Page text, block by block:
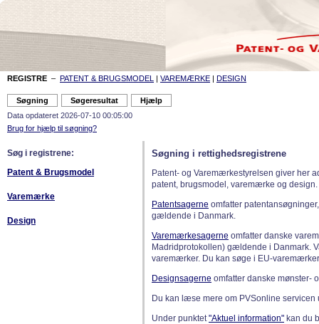
REGISTRE – PATENT & BRUGSMODEL | VAREMÆRKE | DESIGN
Data opdateret 2026-07-10 00:05:00
Brug for hjælp til søgning?
Søg i registrene:
Patent & Brugsmodel
Varemærke
Design
Søgning i rettighedsregistrene
Patent- og Varemærkestyrelsen giver her
patent, brugsmodel, varemærke og design.
Patentsagerne omfatter
gældende i Danmark.
Varemærkesagerne omfatter danske
Madridprotokollen) gældende i Danmark.
varemærker. Du kan søge i EU-
Designsagerne omfatter danske mønster-
Du kan læse mere om PVSonline
Under punktet"Aktuel information" kan du